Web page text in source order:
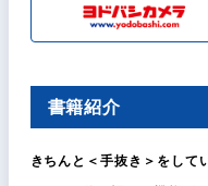
書籍紹介
きちんと＜手抜き＞をして